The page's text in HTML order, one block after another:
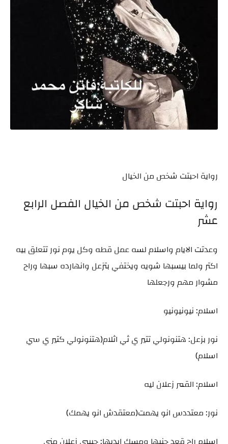
رواية احبتت شخص من الخيال
رواية احبتت شخص من الخيال الفصل الرابع
عشر
وعدتت الايام واسلام لسه عمل قطه وكل يوم نور تتعلق بيه
اكتر ولما بيسبها شويه ويختفي بتزعل وانهارده سبها وراح
مشوار مهم ورجعلها
اسلام: نيونيونيو
نور بزعل: هتنونولي تتير ي ثي اثلام(هتنونولي كتير ي سي
اسلام)
اسلام: القمر زعلان ليه
نور: معتددس انو يهمت(معتقدش انو يهمك)